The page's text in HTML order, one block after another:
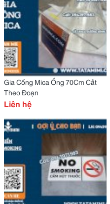
Gia Cống Mica Ống 70Cm Cắt
Theo Đoạn
Liên hệ